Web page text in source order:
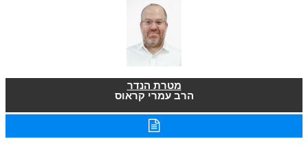
מטרת הנדר
הרב עמרי קראוס